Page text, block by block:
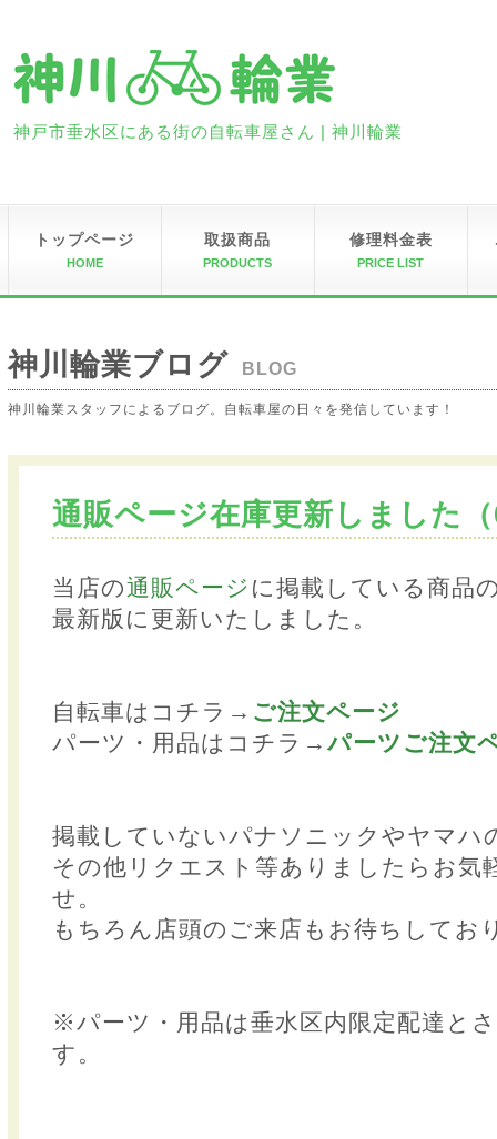
神戸市垂水区にある街の自転車屋さん | 神川輪業
トップページ
HOME
取扱商品
PRODUCTS
修理料金表
PRICE LIST
神川輪業ブログ BLOG
神川輪業スタッフによるブログ。自転車屋の日々を発信しています！
通販ページ在庫更新しました
当店の通販ページ に掲載している商品
最新版に更新いたしました。
自転車はコチラ→ ご注文ページ
パーツ・用品はコチラ→パーツご注文
掲載していないパナソニックやヤマハ
その他リクエスト等ありましたらお気
せ。
もちろん店頭のご来店もお待ちしてお
※パーツ・用品は垂水区内限定配達と
す。